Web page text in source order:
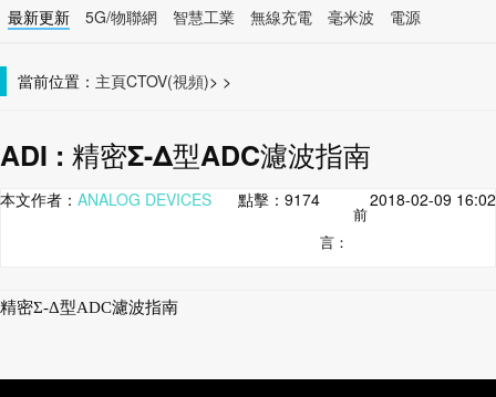
最新更新 5G/物聯網 智慧工業 無線充電 毫米波
電源
當前位置： 主頁 >
CTOV(視頻) >
ADI : 精密Σ-Δ型ADC濾波指南
本文作者： ANALOG DEVICES 點擊： 9174 2018-02-09 16:02
前
言：
精密Σ-Δ型ADC濾波指南